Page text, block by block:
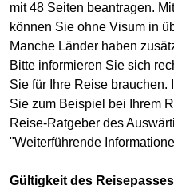
mit 48 Seiten beantragen.
können Sie ohne Visum in
Manche Länder haben
Bitte informieren Sie sich
Sie für Ihre Reise brauchen.
Sie zum Beispiel bei Ihrem
Reise-Ratgeber des
"Weiterführende
Gültigkeit des Reisepasses